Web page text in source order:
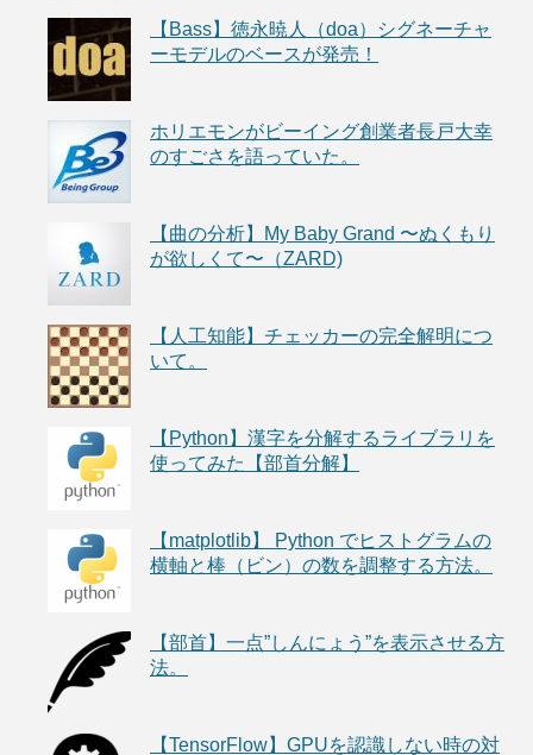
【Bass】徳永暁人（doa）シグネーチャ
ーモデルのベースが発売！
ホリエモンがビーイング創業者長戸大幸
のすごさを語っていた。
【曲の分析】My Baby Grand 〜ぬくもり
が欲しくて〜（ZARD)
【人工知能】チェッカーの完全解明につ
いて。
【Python】漢字を分解するライブラリを
使ってみた【部首分解】
【matplotlib】 Python でヒストグラムの
横軸と棒（ビン）の数を調整する方法。
【部首】一点”しんにょう”を表示させる方
法。
【TensorFlow】GPUを認識しない時の対